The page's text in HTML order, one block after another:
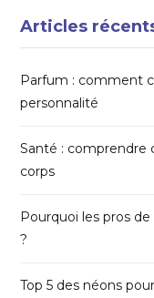
Articles
Parfum : comment
personnalité
Santé : comprendre
corps
Pourquoi les pros
?
Top 5 des néons